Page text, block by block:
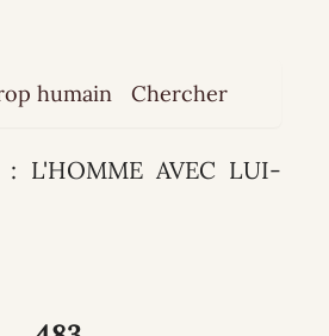
humain Chercher
: L'HOMME AVEC LUI-